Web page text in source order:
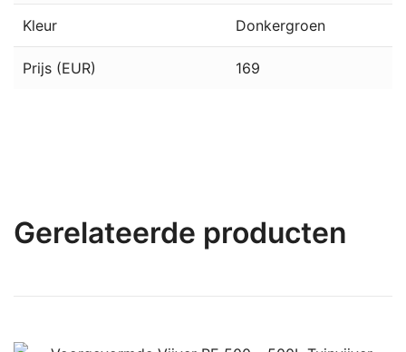
Kleur Donkergroen
Prijs (EUR) 169
Gerelateerde producten